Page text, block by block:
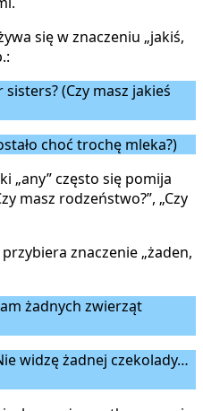
się w znaczeniu „jakiś,
(Czy masz jakieś
choć trochę mleka?)
„any” często się pomija
masz rodzeństwo?”, „Czy
znaczenie „żaden,
żadnych zwierząt
widzę żadnej czekolady…